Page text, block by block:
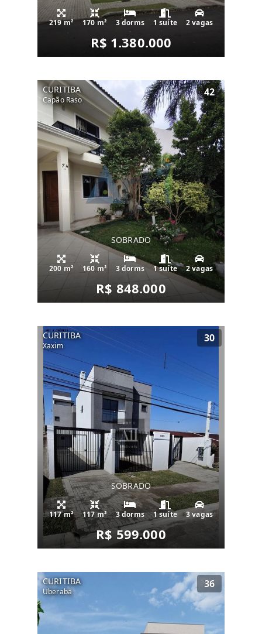
219 m² 170 m² 3 dorms 1 suíte 2 vagas
R$ 1.380.000
CURITIBA
Capão Raso
42
SOBRADO
200 m² 160 m² 3 dorms 1 suíte 2 vagas
R$ 848.000
CURITIBA
Xaxim
30
SOBRADO
117 m² 117 m² 3 dorms 1 suíte 3 vagas
R$ 599.000
CURITIBA
Uberaba
36